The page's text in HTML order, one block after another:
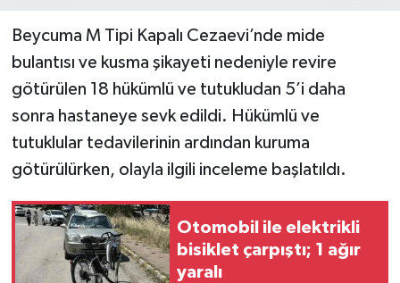
Beycuma M Tipi Kapalı Cezaevi’nde mide
bulantısı ve kusma şikayeti nedeniyle revire
götürülen 18 hükümlü ve tutukludan 5’i daha
sonra hastaneye sevk edildi. Hükümlü ve
tutuklular tedavilerinin ardından kuruma
götürülürken, olayla ilgili inceleme başlatıldı.
Otomobil ile elektrikli
bisiklet çarpıştı; 1 ağır
yaralı